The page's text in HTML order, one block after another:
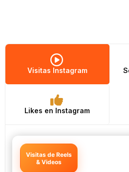
Visitas Instagram
Likes en Instagram
Visitas de Reels
& Videos